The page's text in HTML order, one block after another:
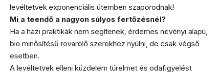
levéltetvek exponenciális ütemben szaporodnak!
Mi a teendő a nagyon súlyos fertőzésnél?
Ha a házi praktikák nem segítenek, érdemes növényi alapú,
bio minősítésű rovarölő szerekhez nyúlni, de csak végső
esetben.
A levéltetvek elleni küzdelem türelmet és odafigyelést